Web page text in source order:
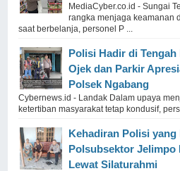
MediaCyber.co.id - Sungai
rangka menjaga keamanan
saat berbelanja, personel P ...
Polisi Hadir di Tengah
Ojek dan Parkir
Polsek Ngabang
Cybernews.id - Landak Dalam upaya
ketertiban masyarakat tetap kondusif,
Kehadiran Polisi
Polsubsektor Jelimpo
Lewat Silaturahmi